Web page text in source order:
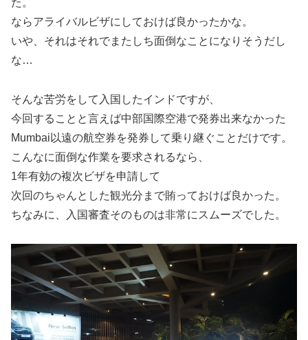
ならアライバルビザにしておけば良かったかな。
いや、それはそれでまたしち面倒なことになりそうだし
な…
そんな苦労をして入国したインドですが、
今回することと言えば中部国際空港で発券出来なかった
Mumbai以遠の航空券を発券して乗り継ぐことだけです。
こんなに面倒な作業を要求されるなら、
1年有効の複次ビザを申請して
次回のちゃんとした観光分まで賄っておけば良かった。
ちなみに、入国審査そのものは非常にスムーズでした。